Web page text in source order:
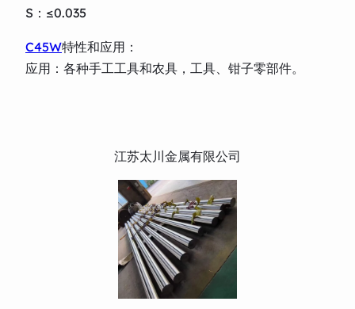
S：≤0.035
C45W特性和应用：
应用：各种手工工具和农具，工具、钳子零部件。
江苏太川金属有限公司